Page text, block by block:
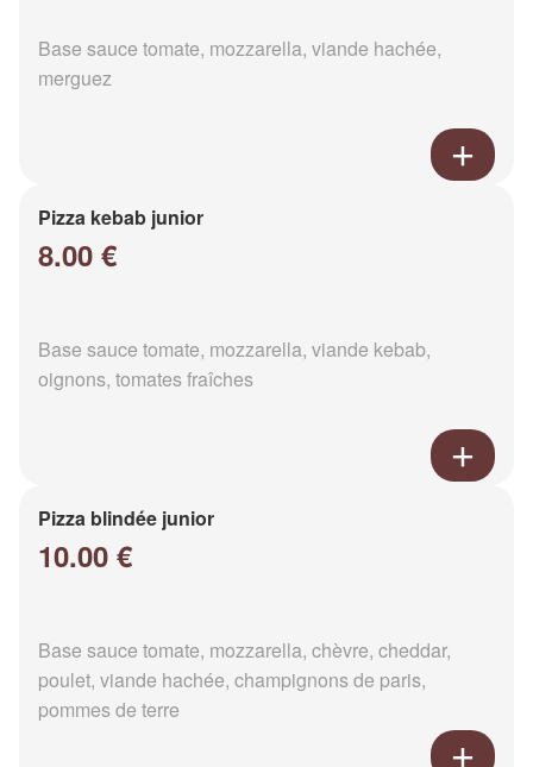
Base sauce tomate, mozzarella, viande hachée,
merguez
Pizza kebab junior
8.00 €
Base sauce tomate, mozzarella, viande kebab,
oignons, tomates fraîches
Pizza blindée junior
10.00 €
Base sauce tomate, mozzarella, chèvre, cheddar,
poulet, viande hachée, champignons de paris,
pommes de terre